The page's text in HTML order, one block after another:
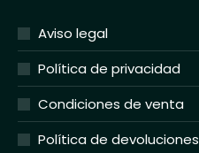
Aviso legal
Política de privacidad
Condiciones de venta
Política de devoluciones